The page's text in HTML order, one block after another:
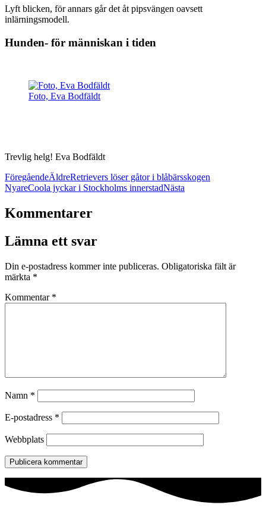
Lyft blicken, för annars går det åt pipsvängen oavsett
inlärningsmodell.
Hunden- för människan i tiden
Foto, Eva Bodfäldt
Trevlig helg! Eva Bodfäldt
FöregåendeÄldreRetrievers löser gåtor i blåbärsskogen
NyareCoola jyckar i Stockholms innerstadNästa
Kommentarer
Lämna ett svar
Din e-postadress kommer inte publiceras. Obligatoriska fält är
märkta *
Kommentar *
Namn *
E-postadress *
Webbplats